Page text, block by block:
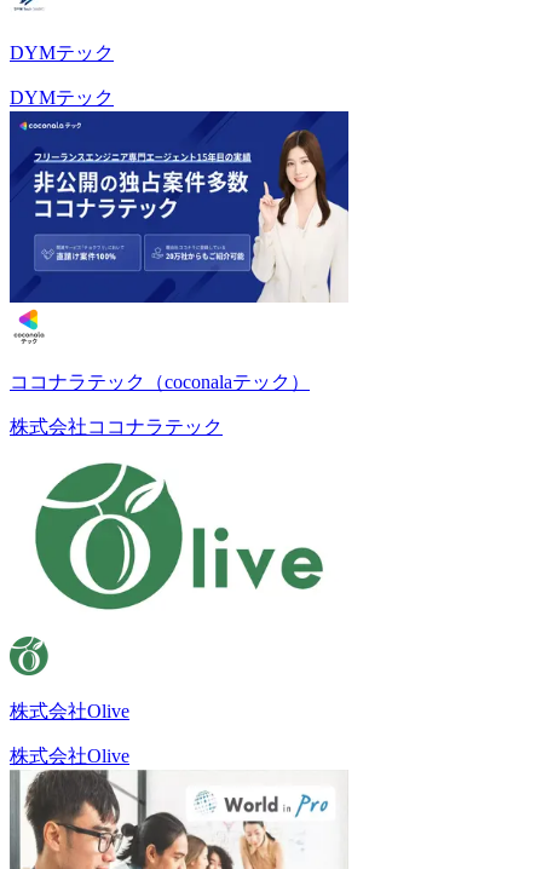
DYMテック
DYMテック
ココナラテック（coconalaテック）
株式会社ココナラテック
株式会社Olive
株式会社Olive